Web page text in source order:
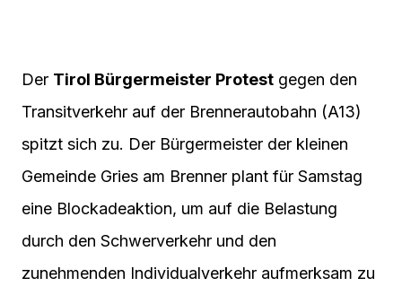
Der Tirol Bürgermeister Protest gegen den
Transitverkehr auf der Brennerautobahn (A13)
spitzt sich zu. Der Bürgermeister der kleinen
Gemeinde Gries am Brenner plant für Samstag
eine Blockadeaktion, um auf die Belastung
durch den Schwerverkehr und den
zunehmenden Individualverkehr aufmerksam zu